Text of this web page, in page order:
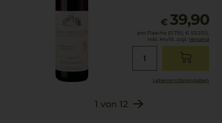
€ 39,90
pro Flasche (0.75l), € 53,20/L
inkl. MwSt. zzgl. Versand
Lebensmittel­angaben
1 von 12